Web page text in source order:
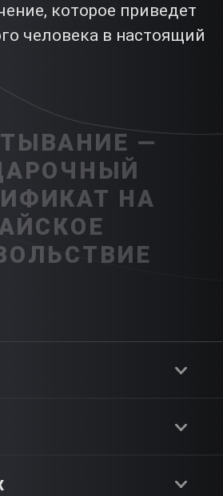
которое приведет
человека в настоящий
—
НА
компании